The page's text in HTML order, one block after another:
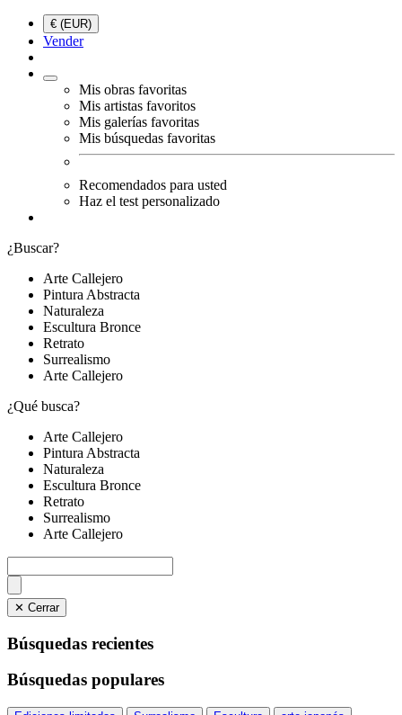
€ (EUR)
Vender
Mis obras favoritas
Mis artistas favoritos
Mis galerías favoritas
Mis búsquedas favoritas
Recomendados para usted
Haz el test personalizado
¿Buscar?
Arte Callejero
Pintura Abstracta
Naturaleza
Escultura Bronce
Retrato
Surrealismo
Arte Callejero
¿Qué busca?
Arte Callejero
Pintura Abstracta
Naturaleza
Escultura Bronce
Retrato
Surrealismo
Arte Callejero
✕ Cerrar
Búsquedas recientes
Búsquedas populares